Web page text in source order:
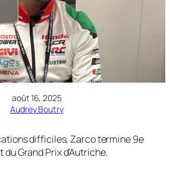
août 16, 2025
Audrey Boutry
difficiles, Zarco termine 9e
Grand Prix d’Autriche.